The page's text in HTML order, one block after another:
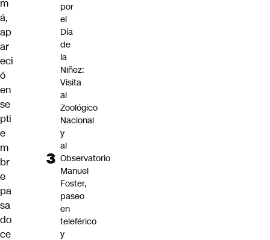
m
á,
ap
ar
eci
ó
en
se
pti
e
m
br
e
pa
sa
do
ce
por
el
Día
de
la
Niñez:
Visita
al
Zoológico
Nacional
y
al
Observatorio
Manuel
Foster,
paseo
en
teleférico
y